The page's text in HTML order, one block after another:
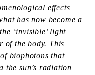
effects
has now become a
‘invisible’ light
of the body. This
biophotons that
the sun’s radiation